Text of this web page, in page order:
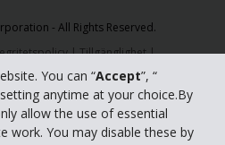
You can “Accept”, “
anytime at your choice.By
allow the use of essential
work. You may disable these by
- All Rights Reserved.
|Tillgänglighet|
cookies